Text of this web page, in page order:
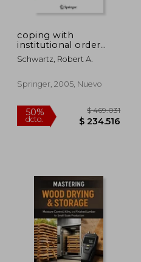
50%
dcto.
coping with
institutional order
flow (en Inglés)
Schwartz, Robert A.
Springer, 2005, Nuevo